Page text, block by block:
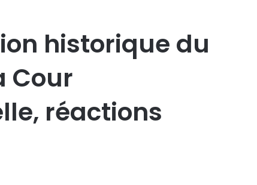
historique du
Cour
réactions